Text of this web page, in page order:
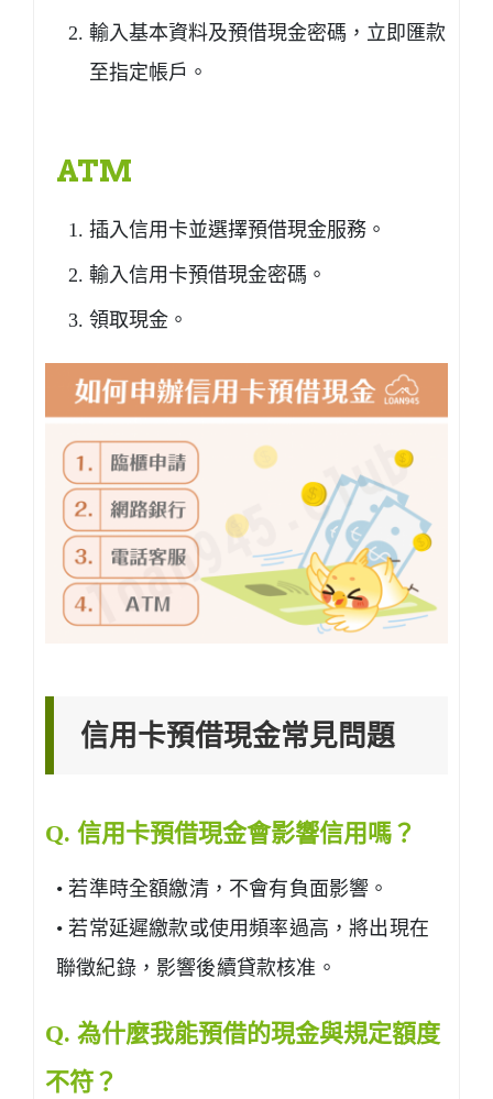
輸入基本資料及預借現金密碼，立即匯款
至指定帳戶。
ATM
插入信用卡並選擇預借現金服務。
輸入信用卡預借現金密碼。
領取現金。
信用卡預借現金常見問題
Q. 信用卡預借現金會影響信用嗎？
• 若準時全額繳清，不會有負面影響。
• 若常延遲繳款或使用頻率過高，將出現在
聯徵紀錄，影響後續貸款核准。
Q. 為什麼我能預借的現金與規定額度
不符？